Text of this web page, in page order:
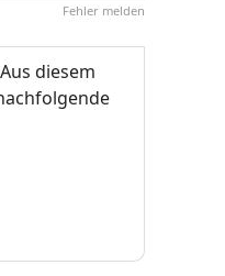
Fehler melden
diesem